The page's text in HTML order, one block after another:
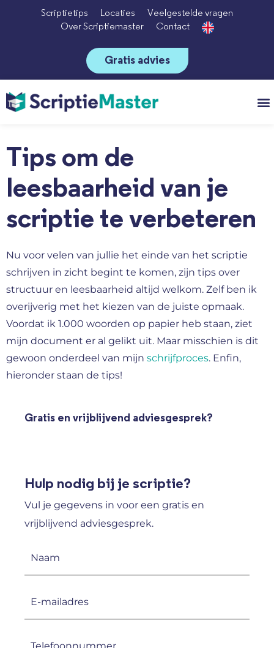
Scriptietips Locaties
Veelgestelde vragen
Over Scriptiemaster
Contact
Gratis advies
Tips om de
leesbaarheid van je
scriptie te verbeteren
Nu voor velen van jullie het einde van het scriptie
schrijven in zicht begint te komen, zijn tips over
structuur en leesbaarheid altijd welkom. Zelf ben ik
overijverig met het kiezen van de juiste opmaak.
Voordat ik 1.000 woorden op papier heb staan, ziet
mijn document er al gelikt uit. Maar misschien is dit
gewoon onderdeel van mijn schrijfproces. Enfin,
hieronder staan de tips!
Gratis en vrijblijvend adviesgesprek?
Hulp nodig bij je scriptie?
Vul je gegevens in voor een gratis en
vrijblijvend adviesgesprek.